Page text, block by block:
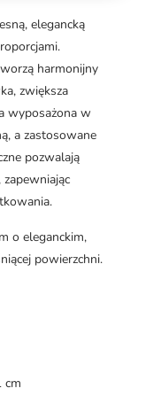
elegancką
harmonijny
zwiększa
wyposażona w
a zastosowane
pozwalają
o eleganckim,
powierzchni.
cm